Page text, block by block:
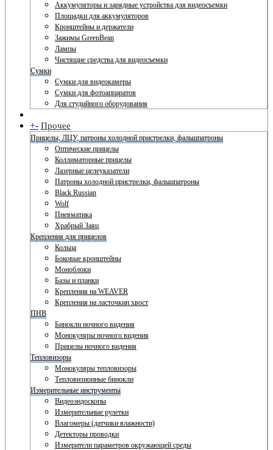
Аккумуляторы и зарядные устройства для видеосъемки
Площадки для аккумуляторов
Кронштейны и держатели
Зажимы GreenBean
Лампы
Чистящие средства для видеосъемки
Сумки
Сумки для видеокамеры
Сумки для фотоаппаратов
Для студийного оборудования
+- Прочее
Прицелы, ЛЦУ, патроны холодной пристрелки, фальшпатроны
Оптические прицелы
Коллиматорные прицелы
Лазерные целеуказатели
Патроны холодной пристрелки, фальшпатроны
Black Russian
Wolf
Пневматика
Храбрый Заяц
Крепления для прицелов
Кольца
Боковые кронштейны
Моноблоки
Базы и планки
Крепления на WEAVER
Крепления на ласточкин хвост
ПНВ
Бинокли ночного видения
Монокуляры ночного видения
Прицелы ночного видения
Тепловизоры
Монокуляры тепловизоры
Тепловизионные бинокли
Измерительные инструменты
Видеоэндоскопы
Измерительные рулетки
Влагомеры (датчики влажности)
Детекторы проводки
Измерители параметров окружающей среды